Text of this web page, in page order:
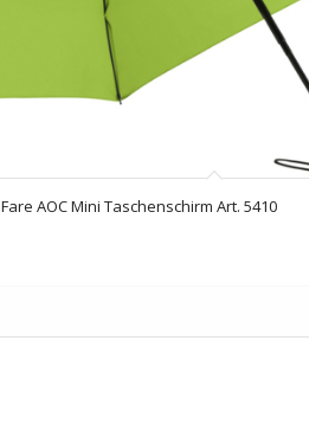
Fare AOC Mini Taschenschirm Art. 5410